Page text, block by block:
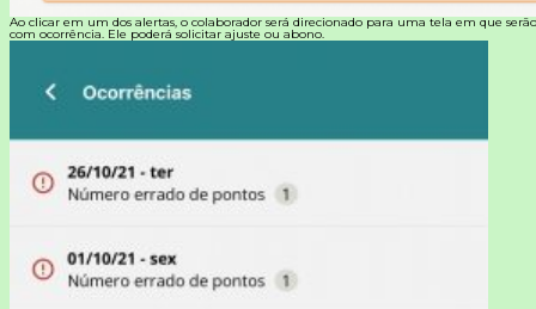
Ao clicar em um dos alertas, o colaborador será direcionado para uma tela em que
com ocorrência. Ele poderá solicitar ajuste ou abono.